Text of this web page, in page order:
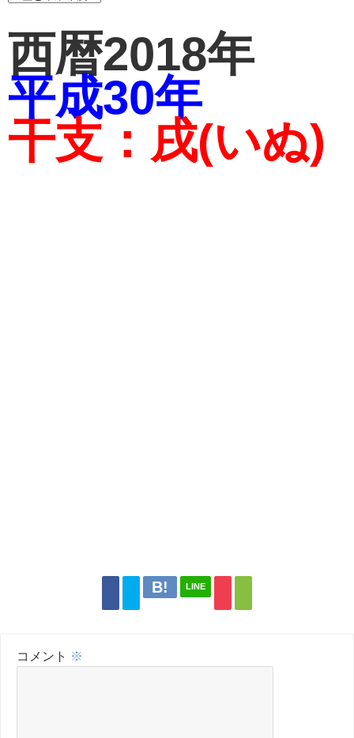
西暦2018年
平成30年
干支：戌(いぬ)
LINE
コメント ※